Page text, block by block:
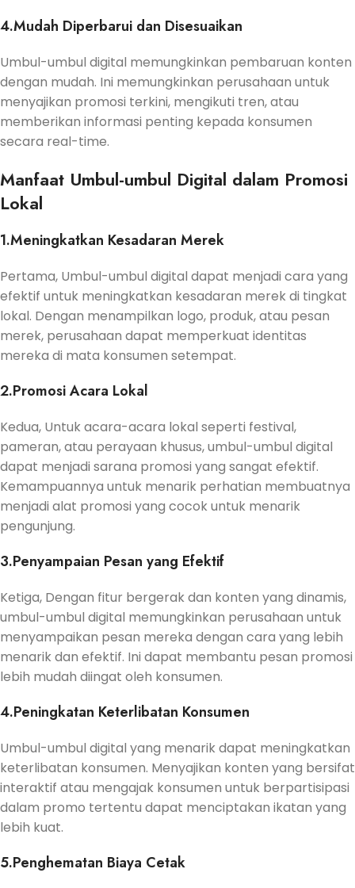
4.Mudah Diperbarui dan Disesuaikan
Umbul-umbul digital memungkinkan pembaruan konten
dengan mudah. Ini memungkinkan perusahaan untuk
menyajikan promosi terkini, mengikuti tren, atau
memberikan informasi penting kepada konsumen
secara real-time.
Manfaat Umbul-umbul Digital dalam Promosi
Lokal
1.Meningkatkan Kesadaran Merek
Pertama, Umbul-umbul digital dapat menjadi cara yang
efektif untuk meningkatkan kesadaran merek di tingkat
lokal. Dengan menampilkan logo, produk, atau pesan
merek, perusahaan dapat memperkuat identitas
mereka di mata konsumen setempat.
2.Promosi Acara Lokal
Kedua, Untuk acara-acara lokal seperti festival,
pameran, atau perayaan khusus, umbul-umbul digital
dapat menjadi sarana promosi yang sangat efektif.
Kemampuannya untuk menarik perhatian membuatnya
menjadi alat promosi yang cocok untuk menarik
pengunjung.
3.Penyampaian Pesan yang Efektif
Ketiga, Dengan fitur bergerak dan konten yang dinamis,
umbul-umbul digital memungkinkan perusahaan untuk
menyampaikan pesan mereka dengan cara yang lebih
menarik dan efektif. Ini dapat membantu pesan promosi
lebih mudah diingat oleh konsumen.
4.Peningkatan Keterlibatan Konsumen
Umbul-umbul digital yang menarik dapat meningkatkan
keterlibatan konsumen. Menyajikan konten yang bersifat
interaktif atau mengajak konsumen untuk berpartisipasi
dalam promo tertentu dapat menciptakan ikatan yang
lebih kuat.
5.Penghematan Biaya Cetak